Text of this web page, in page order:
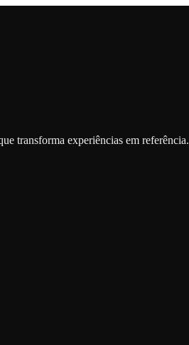
transforma experiências em referência.